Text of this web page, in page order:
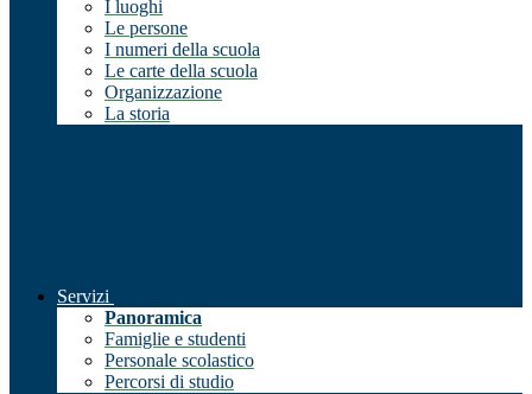
I luoghi
Le persone
I numeri della scuola
Le carte della scuola
Organizzazione
La storia
Servizi
Panoramica
Famiglie e studenti
Personale scolastico
Percorsi di studio